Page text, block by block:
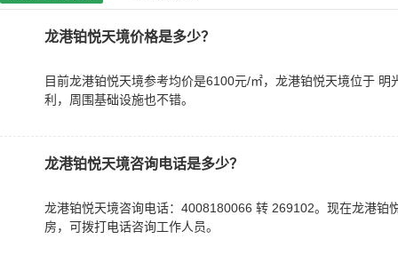
龙港铂悦天境价格是多少？
目前龙港铂悦天境参考均价是6100元/㎡，龙港铂悦天境位于
利，周围基础设施也不错。
龙港铂悦天境咨询电话是多少？
龙港铂悦天境咨询电话：4008180066 转 269102。现在龙港铂
房，可拨打电话咨询工作人员。